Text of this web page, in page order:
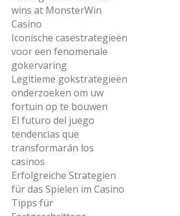
wins at MonsterWin
Casino
Iconische casestrategieën
voor een fenomenale
gokervaring
Legitieme gokstrategieën
onderzoeken om uw
fortuin op te bouwen
El futuro del juego
tendencias que
transformarán los
casinos
Erfolgreiche Strategien
für das Spielen im Casino
Tipps für